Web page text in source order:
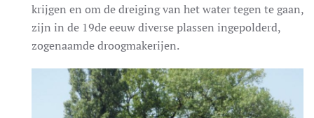
krijgen en om de dreiging van het water tegen te gaan,
zijn in de 19de eeuw diverse plassen ingepolderd,
zogenaamde droogmakerijen.